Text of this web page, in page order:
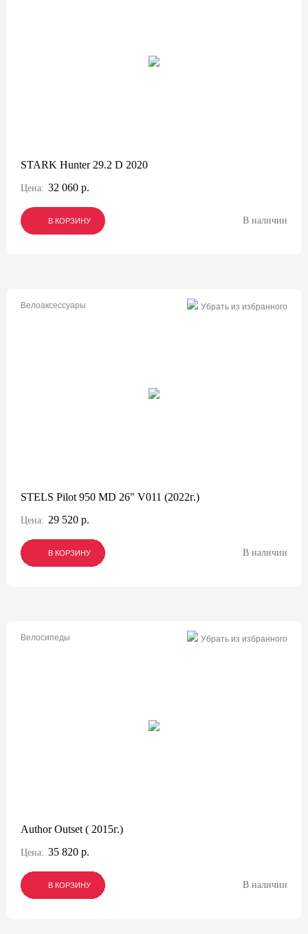
STARK Hunter 29.2 D 2020
Цена: 32 060 р.
В КОРЗИНУ
В КОРЗИНУ
В КОРЗИНУ В наличии
Велоаксессуары Убрать из избранного
STELS Pilot 950 MD 26" V011 (2022г.)
Цена: 29 520 р.
В КОРЗИНУ
В КОРЗИНУ
В КОРЗИНУ В наличии
Велосипеды Убрать из избранного
Author Outset ( 2015г.)
Цена: 35 820 р.
В КОРЗИНУ
В КОРЗИНУ
В КОРЗИНУ В наличии